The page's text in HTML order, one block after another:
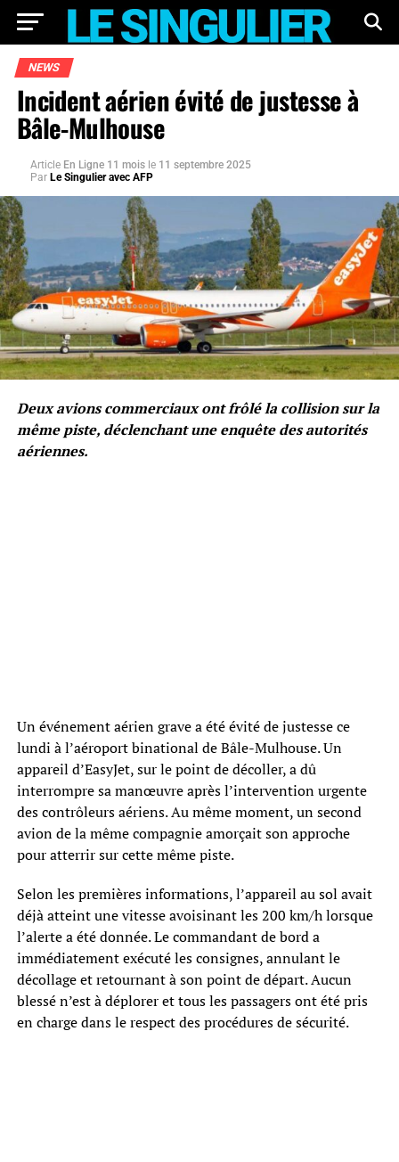
NEWS
Incident aérien évité de justesse à
Bâle-Mulhouse
Article En Ligne 11 mois le 11 septembre 2025
Par Le Singulier avec AFP
Deux avions commerciaux ont frôlé la collision sur la
même piste, déclenchant une enquête des autorités
aériennes.
Un événement aérien grave a été évité de justesse ce
lundi à l’aéroport binational de Bâle-Mulhouse. Un
appareil d’EasyJet, sur le point de décoller, a dû
interrompre sa manœuvre après l’intervention urgente
des contrôleurs aériens. Au même moment, un second
avion de la même compagnie amorçait son approche
pour atterrir sur cette même piste.
Selon les premières informations, l’appareil au sol avait
déjà atteint une vitesse avoisinant les 200 km/h lorsque
l’alerte a été donnée. Le commandant de bord a
immédiatement exécuté les consignes, annulant le
décollage et retournant à son point de départ. Aucun
blessé n’est à déplorer et tous les passagers ont été pris
en charge dans le respect des procédures de sécurité.